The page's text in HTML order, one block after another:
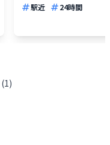
駅近
24時間
(1)